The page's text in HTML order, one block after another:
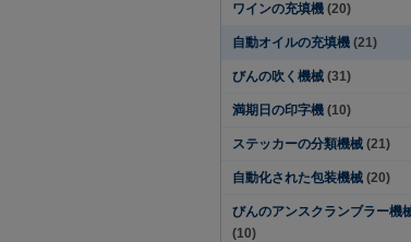
ワインの充填機 (20)
自動オイルの充填機 (21)
びんの吹く機械 (31)
満期日の印字機 (10)
ステッカーの分類機械 (21)
自動化された包装機械 (20)
びんのアンスクランブラー機
(10)